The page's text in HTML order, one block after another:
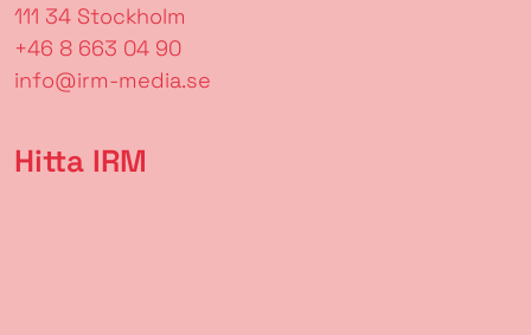
111 34 Stockholm
+46 8 663 04 90
info@irm-media.se
Hitta IRM